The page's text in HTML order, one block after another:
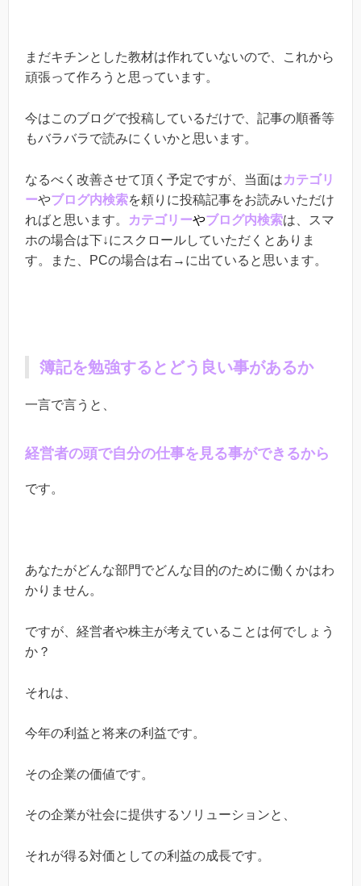
まだキチンとした教材は作れていないので、これから
頑張って作ろうと思っています。
今はこのブログで投稿しているだけで、記事の順番等
もバラバラで読みにくいかと思います。
なるべく改善させて頂く予定ですが、当面はカテゴリ
ーやブログ内検索を頼りに投稿記事をお読みいただけ
ればと思います。
カテゴリーやブログ内検索は、スマ
ホの場合は下↓にスクロールしていただくとありま
す。また、PCの場合は右→に出ていると思います。
簿記を勉強するとどう良い事があるか
一言で言うと、
経営者の頭で自分の仕事を見る事ができるから
です。
あなたがどんな部門でどんな目的のために働くかはわ
かりません。
ですが、経営者や株主が考えていることは何でしょう
か？
それは、
今年の利益と将来の利益です。
その企業の価値です。
その企業が社会に提供するソリューションと、
それが得る対価としての利益の成長です。